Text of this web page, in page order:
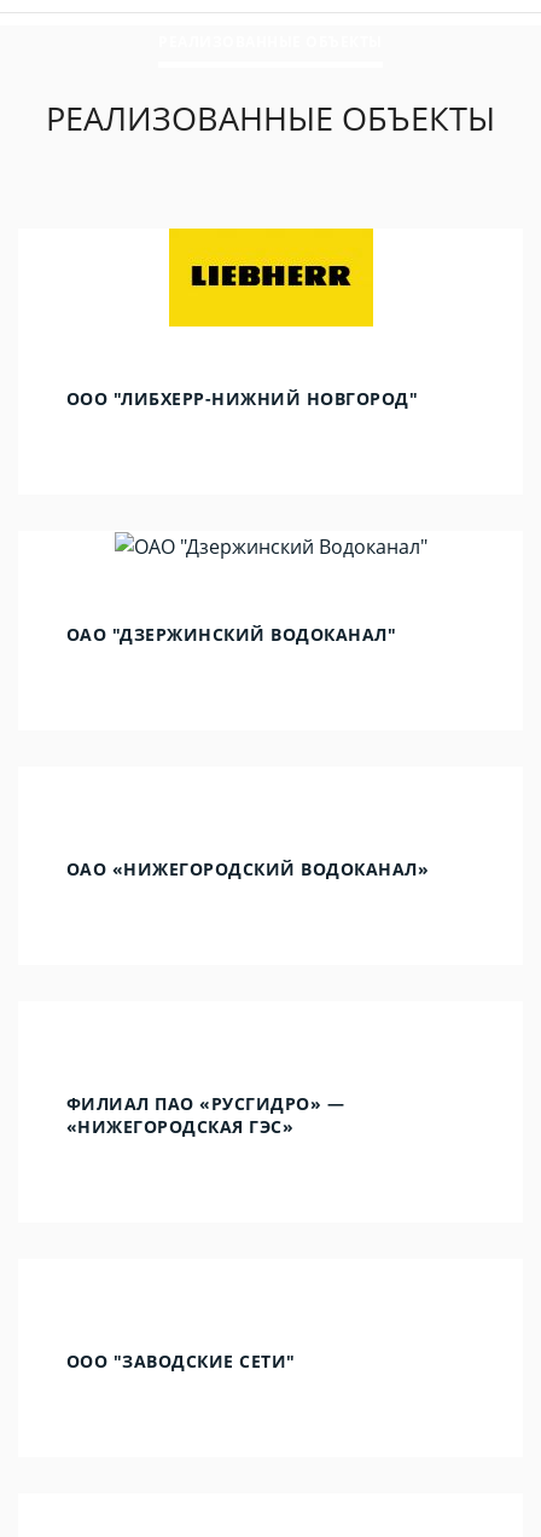
РЕАЛИЗОВАННЫЕ ОБЪЕКТЫ
ООО "ЛИБХЕРР-НИЖНИЙ НОВГОРОД"
ОАО "ДЗЕРЖИНСКИЙ ВОДОКАНАЛ"
ОАО «НИЖЕГОРОДСКИЙ ВОДОКАНАЛ»
ФИЛИАЛ ПАО «РУСГИДРО» —
«НИЖЕГОРОДСКАЯ ГЭС»
ООО "ЗАВОДСКИЕ СЕТИ"